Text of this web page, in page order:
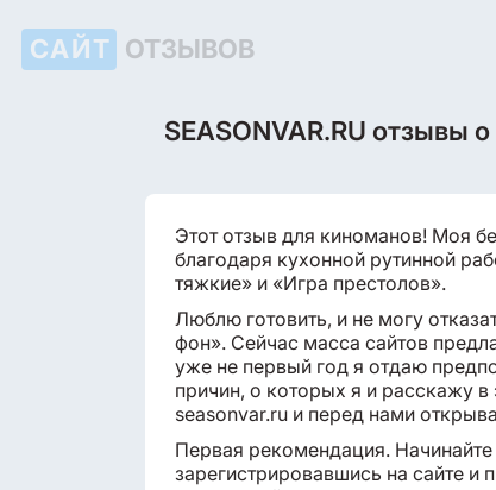
САЙТ ОТЗЫВОВ
SEASONVAR.RU отзывы
Этот отзыв для киноманов! Моя
благодаря кухонной рутинной
тяжкие» и «Игра престолов».
Люблю готовить, и не могу
фон». Сейчас масса сайтов
уже не первый год я отдаю
причин, о которых я и расскажу
seasonvar.ru и перед нами
Первая рекомендация.
зарегистрировавшись на сайте и